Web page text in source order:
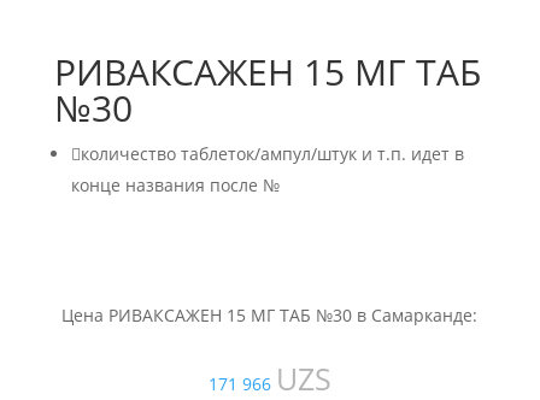
РИВАКСАЖЕН 15 МГ ТАБ
№30
количество таблеток/ампул/штук и т.п. идет в
конце названия после №
Цена РИВАКСАЖЕН 15 МГ ТАБ №30 в Самарканде:
171 966 UZS